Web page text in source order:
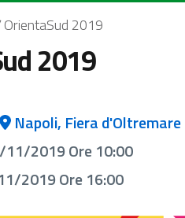
pane
OrientaSud 2019
2019
Napoli, Fiera d'Oltremare
2019 Ore 10:00
2019 Ore 16:00